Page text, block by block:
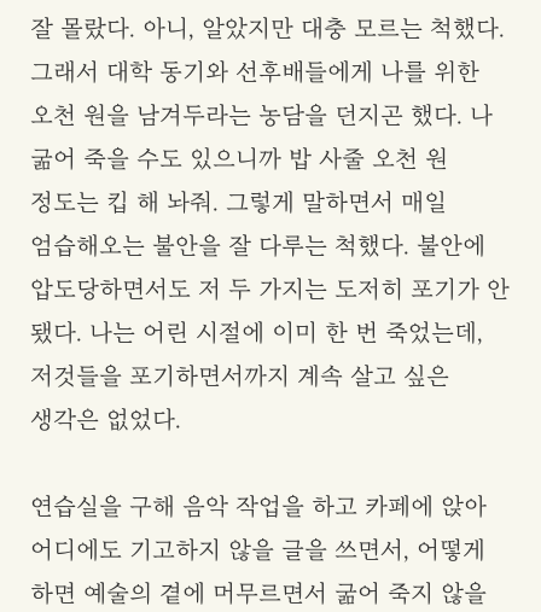
잘 몰랐다. 아니, 알았지만 대충 모르는 척했다.
그래서 대학 동기와 선후배들에게 나를 위한
오천 원을 남겨두라는 농담을 던지곤 했다. 나
굶어 죽을 수도 있으니까 밥 사줄 오천 원
정도는 킵 해 놔줘. 그렇게 말하면서 매일
엄습해오는 불안을 잘 다루는 척했다. 불안에
압도당하면서도 저 두 가지는 도저히 포기가 안
됐다. 나는 어린 시절에 이미 한 번 죽었는데,
저것들을 포기하면서까지 계속 살고 싶은
생각은 없었다.
연습실을 구해 음악 작업을 하고 카페에 앉아
어디에도 기고하지 않을 글을 쓰면서, 어떻게
하면 예술의 곁에 머무르면서 굶어 죽지 않을